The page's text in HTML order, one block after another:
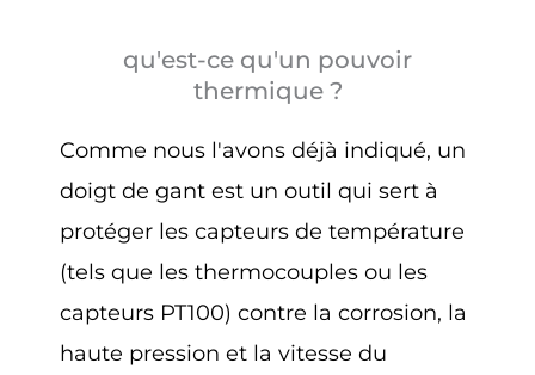
qu'est-ce qu'un pouvoir
thermique ?
Comme nous l'avons déjà indiqué, un
doigt de gant est un outil qui sert à
protéger les capteurs de température
(tels que les thermocouples ou les
capteurs PT100) contre la corrosion, la
haute pression et la vitesse du